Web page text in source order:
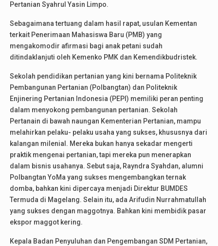
Pertanian Syahrul Yasin Limpo.
Sebagaimana tertuang dalam hasil rapat, usulan Kementan
terkait Penerimaan Mahasiswa Baru (PMB) yang
mengakomodir afirmasi bagi anak petani sudah
ditindaklanjuti oleh Kemenko PMK dan Kemendikbudristek.
Sekolah pendidikan pertanian yang kini bernama Politeknik
Pembangunan Pertanian (Polbangtan) dan Politeknik
Enjinering Pertanian Indonesia (PEPI) memiliki peran penting
dalam menyokong pembangunan pertanian. Sekolah
Pertanain di bawah naungan Kementerian Pertanian, mampu
melahirkan pelaku- pelaku usaha yang sukses, khususnya dari
kalangan milenial. Mereka bukan hanya sekadar mengerti
praktik mengenai pertanian, tapi mereka pun menerapkan
dalam bisnis usahanya. Sebut saja, Rayndra Syahdan, alumni
Polbangtan YoMa yang sukses mengembangkan ternak
domba, bahkan kini dipercaya menjadi Direktur BUMDES
Termuda di Magelang. Selain itu, ada Arifudin Nurrahmatullah
yang sukses dengan maggotnya. Bahkan kini membidik pasar
ekspor maggot kering.
Kepala Badan Penyuluhan dan Pengembangan SDM Pertanian,